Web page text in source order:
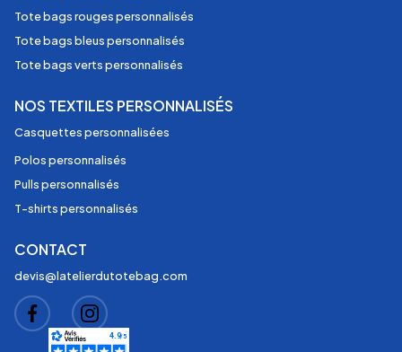
Tote bags rouges personnalisés
Tote bags bleus personnalisés
Tote bags verts personnalisés
NOS TEXTILES PERSONNALISÉS
Casquettes personnalisées
Polos personnalisés
Pulls personnalisés
T-shirts personnalisés
CONTACT
devis@latelierdutotebag.com